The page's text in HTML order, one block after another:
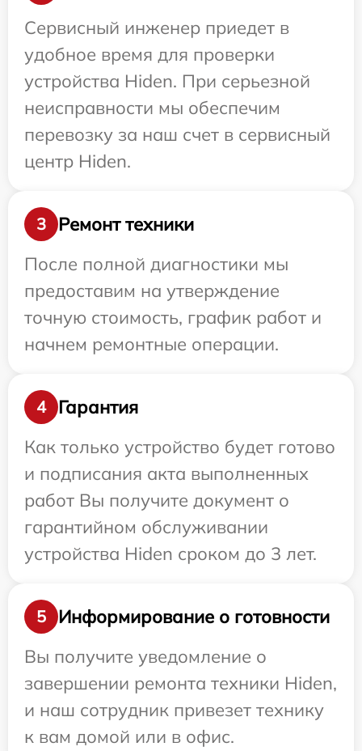
Сервисный инженер приедет в
удобное время для проверки
устройства Hiden. При серьезной
неисправности мы обеспечим
перевозку за наш счет в сервисный
центр Hiden.
3
Ремонт техники
После полной диагностики мы
предоставим на утверждение
точную стоимость, график работ и
начнем ремонтные операции.
4
Гарантия
Как только устройство будет готово
и подписания акта выполненных
работ Вы получите документ о
гарантийном обслуживании
устройства Hiden сроком до 3 лет.
5
Информирование о готовности
Вы получите уведомление о
завершении ремонта техники Hiden,
и наш сотрудник привезет технику
к вам домой или в офис.